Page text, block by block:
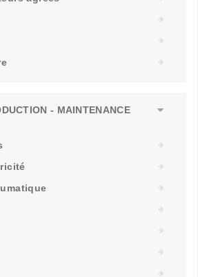
- MAINTENANCE